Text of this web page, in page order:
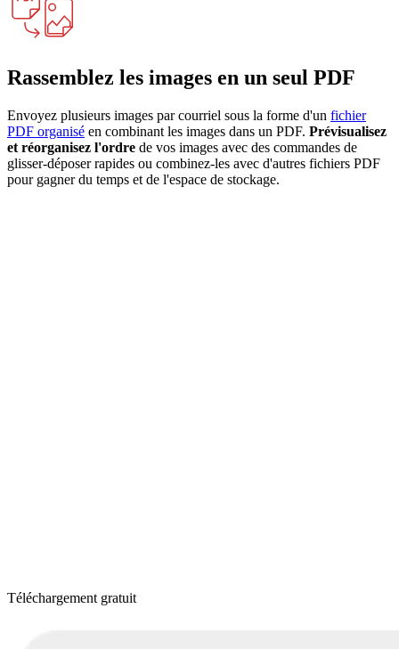
Rassemblez les images en un seul PDF
Envoyez plusieurs images par courriel sous la forme d'un fichier
PDF organisé en combinant les images dans un PDF. Prévisualisez
et réorganisez l'ordre de vos images avec des commandes de
glisser-déposer rapides ou combinez-les avec d'autres fichiers PDF
pour gagner du temps et de l'espace de stockage.
Téléchargement gratuit